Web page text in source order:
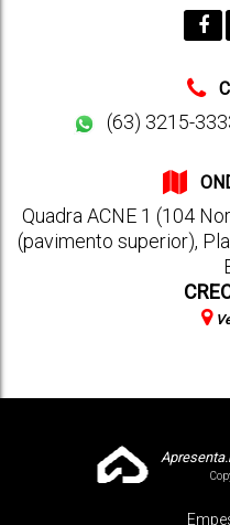
(63) 3215-
Quadra ACNE 1 (104
(pavimento superior),